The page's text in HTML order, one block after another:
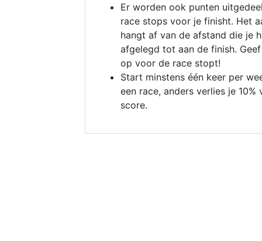
Er worden ook punten
race stops voor je finisht. Het
hangt af van de afstand die je
afgelegd tot aan de finish.
op voor de race stopt!
Start minstens één keer per
een race, anders verlies je 10%
score.